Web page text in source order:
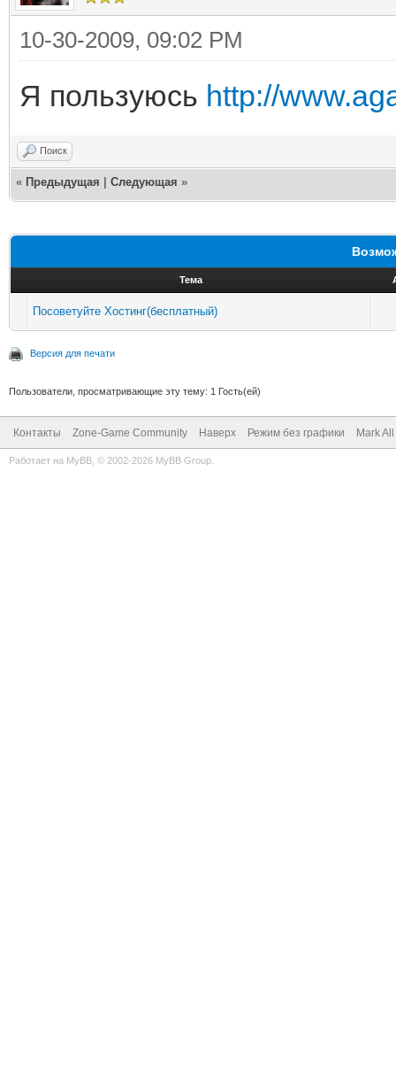
10-30-2009, 09:02 PM
Я пользуюсь http://
Поиск
« Предыдущая Следующая »
Тема
Посоветуйте Хостинг(бесплатный)
Версия для печати
Пользователи, просматривающие эту тему: 1 Гость(ей)
Контакты Zone-Game Community Наверх Режим без графики Mark
Работает на MyBB , © 2002-2026 MyBB Group